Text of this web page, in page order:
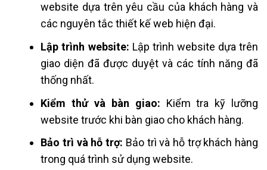
website dựa trên yêu cầu của khách hàng và
các nguyên tắc thiết kế web hiện đại.
Lập trình website: Lập trình website dựa trên
giao diện đã được duyệt và các tính năng đã
thống nhất.
Kiểm thử và bàn giao: Kiểm tra kỹ lưỡng
website trước khi bàn giao cho khách hàng.
Bảo trì và hỗ trợ: Bảo trì và hỗ trợ khách hàng
trong quá trình sử dụng website.